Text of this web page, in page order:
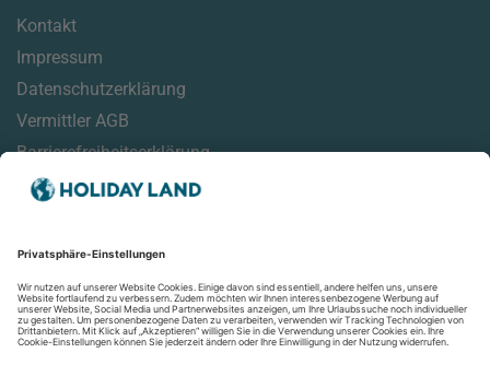
Kontakt
Impressum
Datenschutzerklärung
Vermittler AGB
Barrierefreiheitserklärung
Reisehinweise
Reisemonitor
Online Check-In Informationen